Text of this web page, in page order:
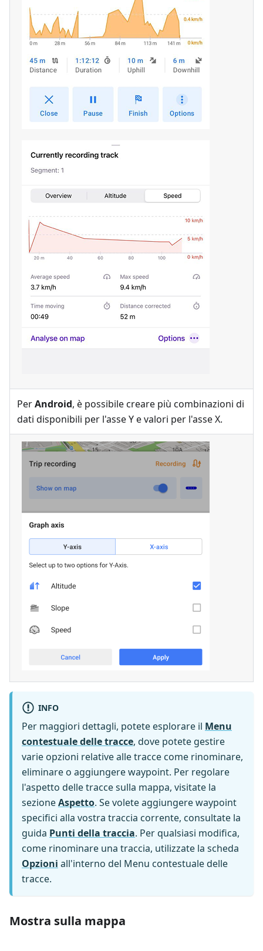
PerAndroid, è possibile creare più combinazioni di
dati disponibili per l'asse Y e valori per l'asse X.
INFO
Per maggiori dettagli, potete esplorare il Menu
contestuale delle tracce, dove potete gestire
varie opzioni relative alle tracce come rinominare,
eliminare o aggiungere waypoint. Per regolare
l'aspetto delle tracce sulla mappa, visitate la
sezioneAspetto. Se volete aggiungere waypoint
specifici alla vostra traccia corrente, consultate la
guida Punti della traccia. Per qualsiasi modifica,
come rinominare una traccia, utilizzate la scheda
Opzioni all'interno del Menu contestuale delle
tracce.
Mostra sulla mappa